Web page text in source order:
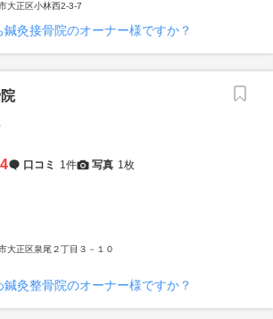
大正区小林西2-3-7
鍼灸接骨院のオーナー様ですか？
口コミ 1件 写真 1枚
大正区泉尾２丁目３－１０
鍼灸整骨院のオーナー様ですか？